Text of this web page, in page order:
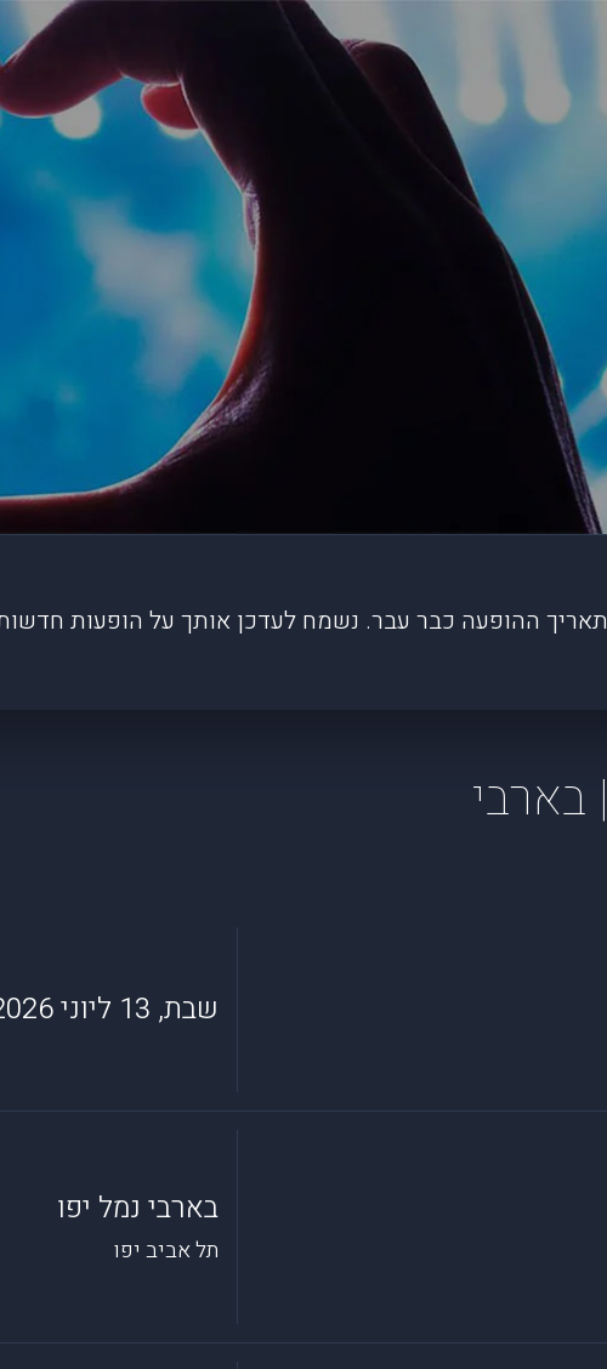
תאריך ההופעה כבר עבר. נשמח לעדכן אותך על הופעות
שבת, 13 ליוני 2026
בארבי נמל יפו
תל אביב יפו